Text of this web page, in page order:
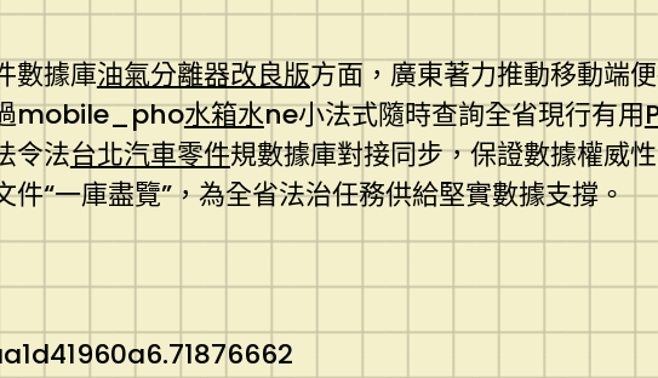
數據庫油氣分離器改良版方面，廣東著力推動移動端
mobile_pho水箱水ne小法式隨時查詢全省現行有用
令法台北汽車零件規數據庫對接同步，保證數據權威
“一庫盡覽”，為全省法治任務供給堅實數據支撐。